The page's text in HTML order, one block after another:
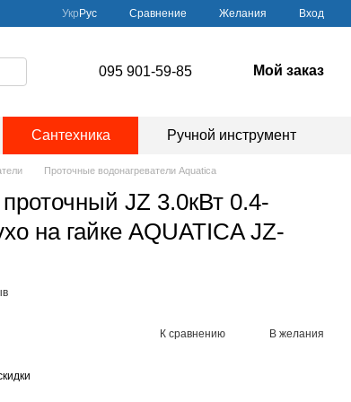
Укр Рус Сравнение Желания Вход
095 901-59-85 Мой заказ
Сантехника Ручной инструмент
Проточные водонагреватели Aquatica
JZ 3.0кВт 0.4-
на гайке AQUATICA JZ-
К сравнению В желания